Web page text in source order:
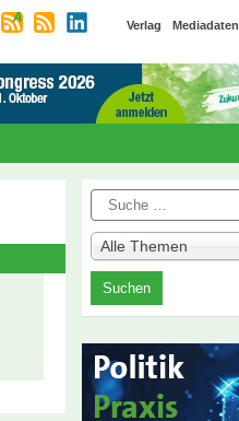
Verlag Mediadaten
Suche
Alle Themen